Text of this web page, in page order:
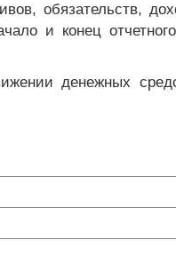
обязательств,
и конец
денежных